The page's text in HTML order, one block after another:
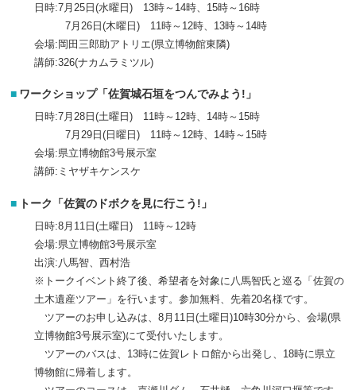
日時:7月25日(水曜日) 13時～14時、15時～16時
7月26日(木曜日) 11時～12時、13時～14時
会場:岡田三郎助アトリエ(県立博物館東隣)
講師:326(ナカムラミツル)
ワークショップ「佐賀城石垣をつんでみよう!」
日時:7月28日(土曜日) 11時～12時、14時～15時
7月29日(日曜日) 11時～12時、14時～15時
会場:県立博物館3号展示室
講師:ミヤザキケンスケ
トーク「佐賀のドボクを見に行こう!」
日時:8月11日(土曜日) 11時～12時
会場:県立博物館3号展示室
出演:八馬智、西村浩
※トークイベント終了後、希望者を対象に八馬智氏と巡る「佐賀の
土木遺産ツアー」を行います。参加無料、先着20名様です。
ツアーのお申し込みは、8月11日(土曜日)10時30分から、会場(県
立博物館3号展示室)にて受付いたします。
ツアーのバスは、13時に佐賀レトロ館から出発し、18時に県立
博物館に帰着します。